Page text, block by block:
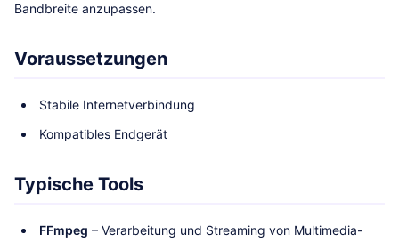
Bandbreite anzupassen.
Voraussetzungen
Stabile Internetverbindung
Kompatibles Endgerät
Typische Tools
FFmpeg – Verarbeitung und Streaming von Multimedia-